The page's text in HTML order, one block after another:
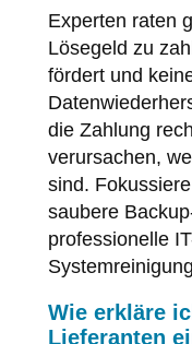
Experten raten
Lösegeld zu
fördert und
die Zahlung
verursachen,
sind.
saubere
professionelle
Wie erkläre
Lieferanten